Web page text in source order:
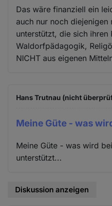
Das wäre finanziell ein
auch nur noch diejenigen
unterstützt, die sich ihren
Waldorfpädagogik,
NICHT aus eigenen
Hans Trutnau (nicht
Meine Güte - was
Meine Güte - was wird
unterstützt...
Diskussion anzeigen